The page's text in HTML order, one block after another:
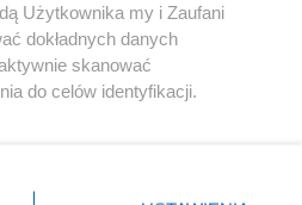
Instagram Youtube
Użytkownika my i Zaufani
dokładnych danych
skanować
do celów identyfikacji.
ustawień prywatności